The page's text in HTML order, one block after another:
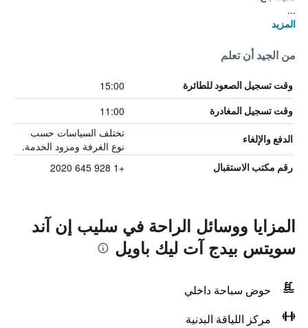
...
المزيد
من الجيد أن تعلم
وقت تسجيل الصعود للطائرة 15:00
وقت تسجيل المغادرة 11:00
الدفع والإلغاء
تختلف السياسات حسب
نوع الغرفة ومزود الخدمة.
رقم مكتب الاستقبال +1 928 645 2020
المزايا ووسائل الراحة في سليب إن آند
سويتس بيدج آت ليك باويل
حوض سباحة داخلي
مركز اللياقة البدنية